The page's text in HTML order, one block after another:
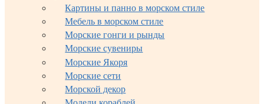
Картины и панно в морском стиле
Мебель в морском стиле
Морские гонги и рынды
Морские сувениры
Морские Якоря
Морские сети
Морской декор